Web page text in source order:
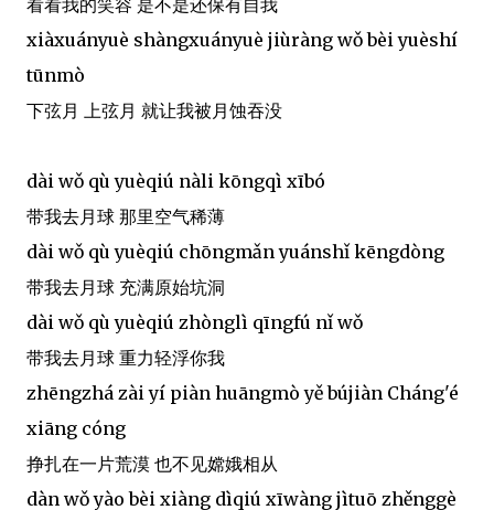
看看我的笑容 是不是还保有自我
xiàxuányuè shàngxuányuè jiùràng wǒ bèi yuèshí
tūnmò
下弦月 上弦月 就让我被月蚀吞没
dài wǒ qù yuèqiú nàli kōngqì xībó
带我去月球 那里空气稀薄
dài wǒ qù yuèqiú chōngmǎn yuánshǐ kēngdòng
带我去月球 充满原始坑洞
dài wǒ qù yuèqiú zhònglì qīngfú nǐ wǒ
带我去月球 重力轻浮你我
zhēngzhá zài yí piàn huāngmò yě bújiàn Cháng'é
xiāng cóng
挣扎在一片荒漠 也不见嫦娥相从
dàn wǒ yào bèi xiàng dìqiú xīwàng jìtuō zhěnggè